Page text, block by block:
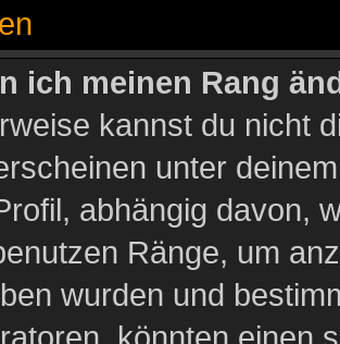
ich meinen Rang
kannst du nicht
unter
abhängig davon,
Ränge, um
wurden und